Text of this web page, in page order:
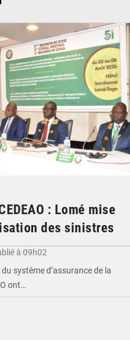
: Lomé mise
des sinistres
à 09h02
système d’assurance de la
ont…